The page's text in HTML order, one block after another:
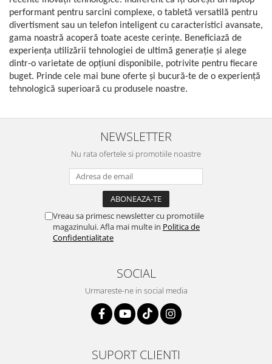
performant pentru sarcini complexe, o tabletă versatilă pentru
divertisment sau un telefon inteligent cu caracteristici avansate,
gama noastră acoperă toate aceste cerințe. Beneficiază de
experiența utilizării tehnologiei de ultimă generație și alege
dintr-o varietate de opțiuni disponibile, potrivite pentru fiecare
buget. Prinde cele mai bune oferte și bucură-te de o experiență
tehnologică superioară cu produsele noastre.
NEWSLETTER
Nu rata ofertele si promotiile noastre
Vreau sa primesc newsletter cu promotiile
magazinului. Afla mai multe in Politica de
Confidentialitate
SOCIAL
Urmareste-ne in social media
SUPORT CLIENTI